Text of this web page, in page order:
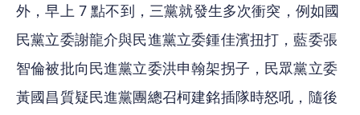
外，早上 7 點不到，三黨就發生多次衝突，例如國
民黨立委謝龍介與民進黨立委鍾佳濱扭打，藍委張
智倫被批向民進黨立委洪申翰架拐子，民眾黨立委
黃國昌質疑民進黨團總召柯建銘插隊時怒吼，隨後